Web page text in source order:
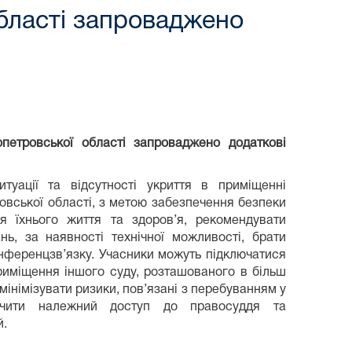
запроваджено
області запроваджено додаткові
та відсутності укриття в приміщенні
області, з метою забезпечення безпеки
їхнього життя та здоров’я, рекомендувати
за наявності технічної можливості, брати
Учасники можуть підключатися
іншого суду, розташованого в більш
ризики, пов’язані з перебуванням у
належний доступ до правосуддя та